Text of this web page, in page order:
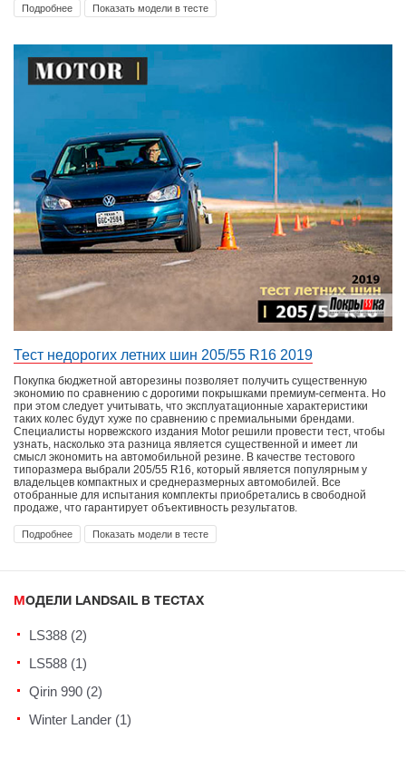
Подробнее Показать модели в тесте
Тест недорогих летних шин 205/55 R16 2019
Покупка бюджетной авторезины позволяет получить существенную
экономию по сравнению с дорогими покрышками премиум-сегмента. Но
при этом следует учитывать, что эксплуатационные характеристики
таких колес будут хуже по сравнению с премиальными брендами.
Специалисты норвежского издания Motor решили провести тест, чтобы
узнать, насколько эта разница является существенной и имеет ли
смысл экономить на автомобильной резине. В качестве тестового
типоразмера выбрали 205/55 R16, который является популярным у
владельцев компактных и среднеразмерных автомобилей. Все
отобранные для испытания комплекты приобретались в свободной
продаже, что гарантирует объективность результатов.
Подробнее Показать модели в тесте
МОДЕЛИ LANDSAIL В ТЕСТАХ
LS388 (2)
LS588 (1)
Qirin 990 (2)
Winter Lander (1)